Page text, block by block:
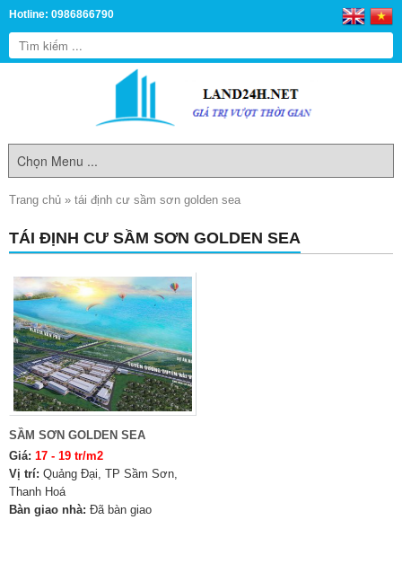
Hotline: 0986866790
Trang chủ » tái định cư sầm sơn golden sea
TÁI ĐỊNH CƯ SẦM SƠN GOLDEN SEA
SẦM SƠN GOLDEN SEA
Giá: 17 - 19 tr/m2
Vị trí: Quảng Đại, TP Sầm Sơn,
Thanh Hoá
Bàn giao nhà: Đã bàn giao